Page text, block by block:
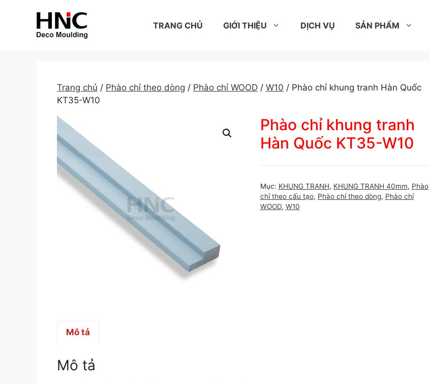
TRANG CHỦ GIỚI THIỆU DỊCH VỤ SẢN PHẨM
Trang chủ / Phào chỉ theo dòng / Phào chỉ WOOD / W10 / Phào chỉ khung tranh Hàn Quốc
KT35-W10
Phào chỉ khung tranh
Hàn Quốc KT35-W10
Mục: KHUNG TRANH, KHUNG TRANH 40mm, Phào
chỉ theo cấu tạo, Phào chỉ theo dòng, Phào chỉ
WOOD, W10
Mô tả
Mô tả